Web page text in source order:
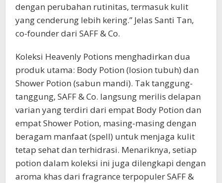
dengan perubahan rutinitas, termasuk kulit
yang cenderung lebih kering.” Jelas Santi Tan,
co-founder dari SAFF & Co.
Koleksi Heavenly Potions menghadirkan dua
produk utama: Body Potion (losion tubuh) dan
Shower Potion (sabun mandi). Tak tanggung-
tanggung, SAFF & Co. langsung merilis delapan
varian yang terdiri dari empat Body Potion dan
empat Shower Potion, masing-masing dengan
beragam manfaat (spell) untuk menjaga kulit
tetap sehat dan terhidrasi. Menariknya, setiap
potion dalam koleksi ini juga dilengkapi dengan
aroma khas dari fragrance terpopuler SAFF &